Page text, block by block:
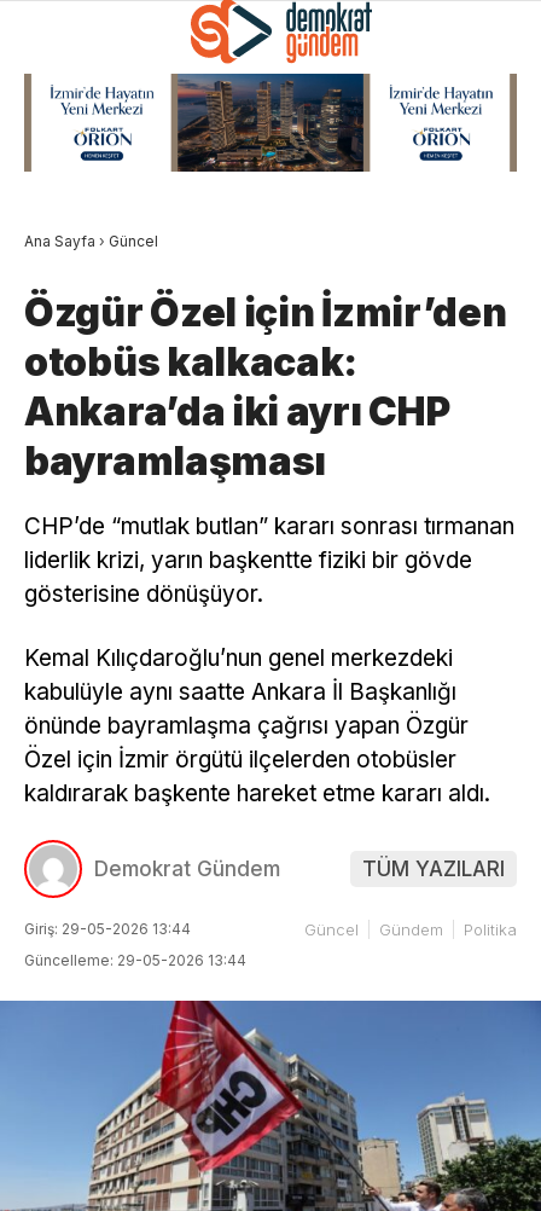
Ana Sayfa › Güncel
Özgür Özel için İzmir’den
otobüs kalkacak:
Ankara’da iki ayrı CHP
bayramlaşması
CHP’de “mutlak butlan” kararı sonrası tırmanan
liderlik krizi, yarın başkentte fiziki bir gövde
gösterisine dönüşüyor.
Kemal Kılıçdaroğlu’nun genel merkezdeki
kabulüyle aynı saatte Ankara İl Başkanlığı
önünde bayramlaşma çağrısı yapan Özgür
Özel için İzmir örgütü ilçelerden otobüsler
kaldırarak başkente hareket etme kararı aldı.
Demokrat Gündem TÜM YAZILARI
Giriş: 29-05-2026 13:44
Güncelleme: 29-05-2026 13:44
Güncel Gündem Politika